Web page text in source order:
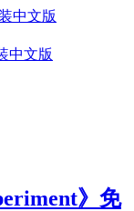
中文版
中文版
》免